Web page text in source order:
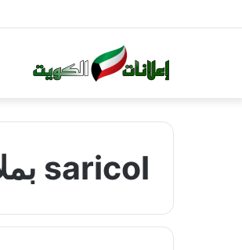
saricol بملابس السباحة